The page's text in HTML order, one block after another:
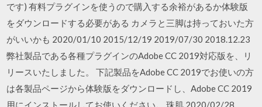
です) 有料プラグインを使うので購入する余裕があるか体験版
をダウンロードする必要がある カメラと三脚は持っておいた方
がいいかも 2020/01/10 2015/12/19 2019/07/30 2018.12.23
弊社製品である各種プラグインのAdobe CC 2019対応版を、リ
リースいたしました。 下記製品をAdobe CC 2019でお使いの方
は各製品ページから体験版をダウンロードし、Adobe CC 2019
用にインストールしてお使いください。 珠肌 2020/02/28